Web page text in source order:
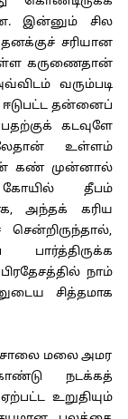
இன்னும் சில
சரியான
கருணைதான்
வரும்படி
ஈடுபட்ட தன்னைப்
கடவுளே
உள்ளம்
கண் முன்னால்
தீபம்
அந்தக் கரிய
சென்றிருந்தால்,
நாம்
சித்தமாக
சோலை மலை அமர
நடக்கத்
உறுதியும்